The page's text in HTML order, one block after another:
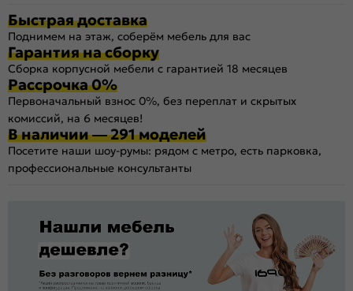
Быстрая доставка
Поднимем на этаж, соберём мебель для вас
Гарантия на сборку
Сборка корпусной мебели с гарантией 18 месяцев
Рассрочка 0%
Первоначальный взнос 0%, без переплат и скрытых
комиссий, на 6 месяцев!
В наличии — 291 моделей
Посетите наши шоу-румы: рядом с метро, есть парковка,
профессиональные консультанты